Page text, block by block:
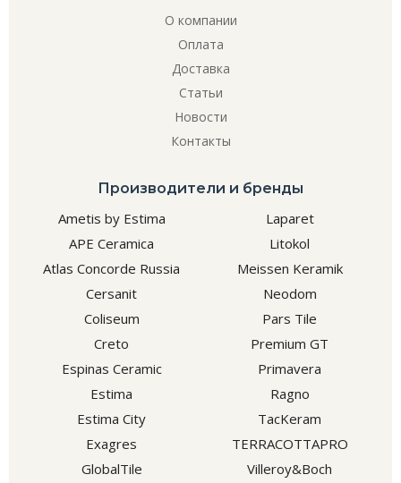
О компании
Оплата
Доставка
Статьи
Новости
Контакты
Производители и бренды
Ametis by Estima
APE Ceramica
Atlas Concorde Russia
Cersanit
Coliseum
Creto
Espinas Ceramic
Estima
Estima City
Exagres
GlobalTile
Laparet
Litokol
Meissen Keramik
Neodom
Pars Tile
Premium GT
Primavera
Ragno
TacKeram
TERRACOTTAPRO
Villeroy&Boch